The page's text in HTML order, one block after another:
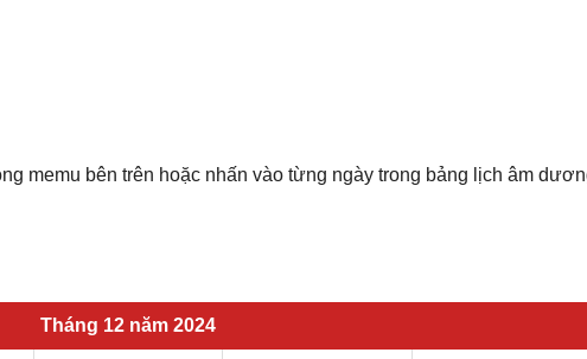
memu bên trên hoặc nhấn vào từng ngày trong bảng lịch âm
Tháng 12 năm 2024